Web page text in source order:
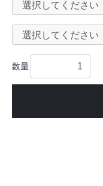
数量